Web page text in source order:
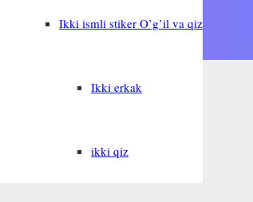
Ikki ismli stiker O’g’il va qiz
Ikki erkak
ikki qiz